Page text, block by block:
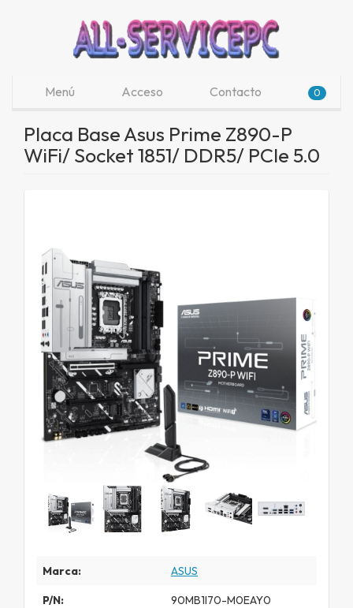
Menú Acceso Contacto 0
Placa Base Asus Prime Z890-P
WiFi/ Socket 1851/ DDR5/ PCIe 5.0
Marca: ASUS
P/N: 90MB1I70-M0EAY0